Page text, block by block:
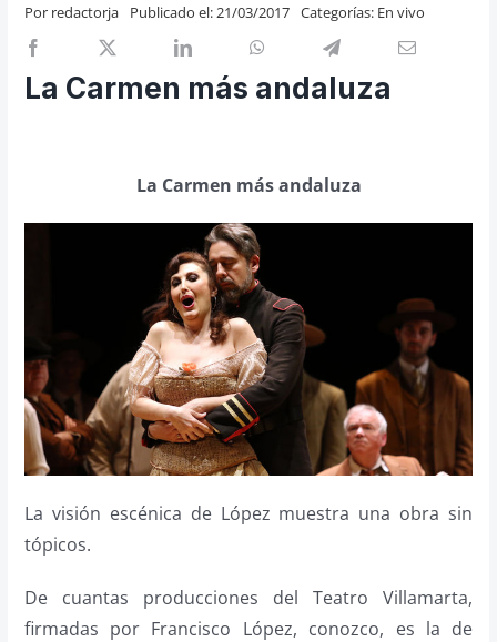
Previos de ópera
Entrevistas
Recomendación
Por redactorja Publicado el: 21/03/2017 Categorías: En vivo
La Carmen más andaluza
La Carmen más andaluza
La visión escénica de López muestra una obra sin
tópicos.
De cuantas producciones del Teatro Villamarta,
firmadas por Francisco López, conozco, es la de